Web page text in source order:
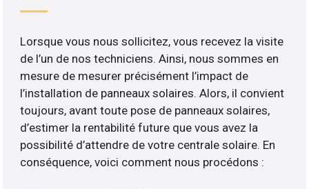
Lorsque vous nous sollicitez, vous recevez la visite
de l’un de nos techniciens. Ainsi, nous sommes en
mesure de mesurer précisément l’impact de
l’installation de panneaux solaires. Alors, il convient
toujours, avant toute pose de panneaux solaires,
d’estimer la rentabilité future que vous avez la
possibilité d’attendre de votre centrale solaire. En
conséquence, voici comment nous procédons :